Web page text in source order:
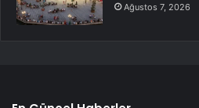
Ağustos 7, 2026